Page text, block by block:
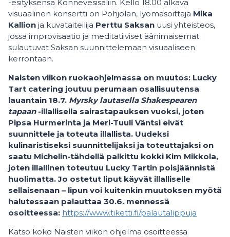
-esityksensä Konnevesisaliin. Kello 18.00 alkava
visuaalinen konsertti on Pohjolan, lyömäsoittaja Mika
Kallion ja kuvataiteilija Perttu Saksan uusi yhteisteos,
jossa improvisaatio ja meditatiiviset äänimaisemat
sulautuvat Saksan suunnittelemaan visuaaliseen
kerrontaan.
Naisten viikon ruokaohjelmassa on muutos: Lucky
Tart catering joutuu perumaan osallisuutensa
lauantain 18.7. Myrsky lautasella Shakespearen
tapaan-illallisella sairastapauksen vuoksi, joten
Pipsa Hurmerinta ja Meri-Tuuli Väntsi eivät
suunnittele ja toteuta illallista. Uudeksi
kulinaristiseksi suunnittelijaksi ja toteuttajaksi on
saatu Michelin-tähdellä palkittu kokki Kim Mikkola,
joten illallinen toteutuu Lucky Tartin poisjäännistä
huolimatta.Jo ostetut liput käyvät illalliselle
sellaisenaan – lipun voi kuitenkin muutoksen myötä
halutessaan palauttaa 30.6. mennessä
osoitteessa: https://www.tiketti.fi/palautalippuja
Katso koko Naisten viikon ohjelma osoitteessa